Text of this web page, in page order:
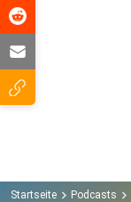
Startseite Podcasts